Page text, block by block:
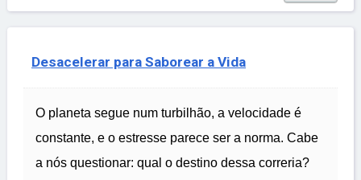
Desacelerar para Saborear a Vida
O planeta segue num turbilhão, a velocidade é
constante, e o estresse parece ser a norma. Cabe
a nós questionar: qual o destino dessa correria?